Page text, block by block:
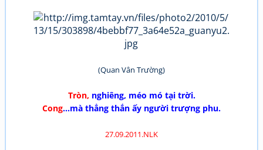
(Quan Vân Trường)
Tròn, nghiêng, méo mó tại trời.
Cong...mà thẳng thắn ấy người trượng phu.
27.09.2011.NLK